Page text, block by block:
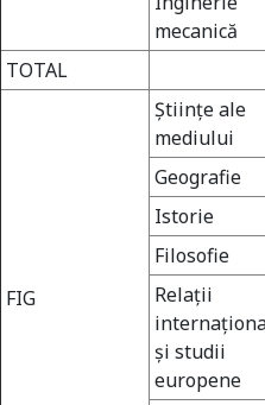
mecanică
TOTAL
FIG
Ştiinţe ale
mediului
Geografie
Istorie
Filosofie
Relaţii
şi studii
europene